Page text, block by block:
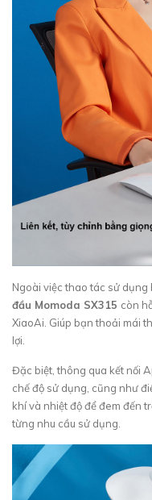
Ngoài việc thao tác sử dụng
đầu Momoda SX315 còn
XiaoAi. Giúp bạn thoải mái
lợi.
Đặc biệt, thông qua kết nối
chế độ sử dụng, cũng như
khí và nhiệt độ để đem đến
từng nhu cầu sử dụng.